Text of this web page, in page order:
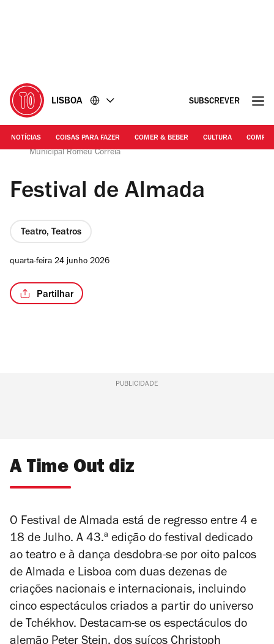
LISBOA SUBSCREVER
NOTÍCIAS COISAS PARA FAZER COMER & BEBER CULTURA
Câmara Municipal de Almada | Biblioteca Central do Fórum
Municipal Romeu Correia
Festival de Almada
Teatro, Teatros
quarta-feira 24 junho 2026
Partilhar
PUBLICIDADE
A Time Out diz
O Festival de Almada está de regresso entre 4 e
18 de Julho. A 43.ª edição do festival dedicado
ao teatro e à dança desdobra-se por oito palcos
de Almada e Lisboa com duas dezenas de
criações nacionais e internacionais, incluindo
cinco espectáculos criados a partir do universo
de Tchékhov. Destacam-se os espectáculos do